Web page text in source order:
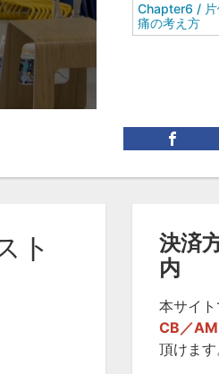
Chapter6 / 片
痛の考え方
ト
決済
内
本サイ
CB／
頂けます